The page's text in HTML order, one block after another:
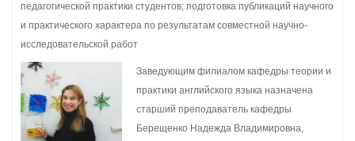
педагогической практики студентов; подготовка публикаций научного
и практического характера по результатам совместной научно-
исследовательской работ
Заведующим филиалом кафедры теории и
практики английского языка назначена
старший преподаватель кафедры
Берещенко Надежда Владимировна,